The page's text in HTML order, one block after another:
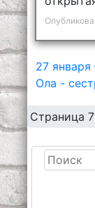
27
Ола -
Страница 7